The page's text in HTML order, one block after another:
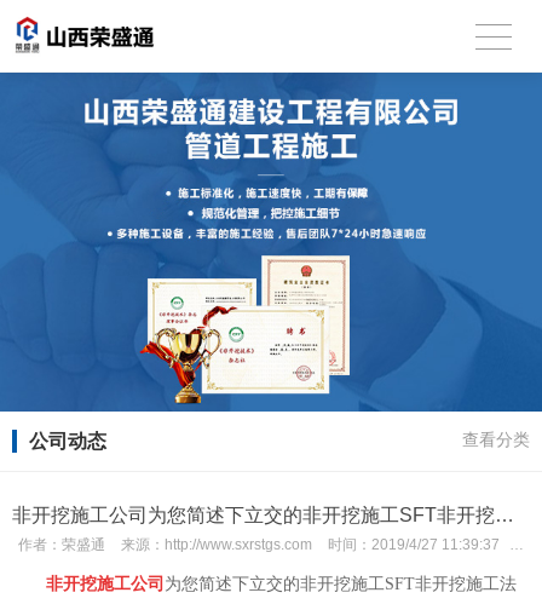
公司动态 查看分类
非开挖施工公司为您简述下立交的非开挖施工SFT非开挖施工法
作者： 荣盛通 来源： http://www.sxrstgs.com 时间： 2019/4/27 11:39:37 次
非开挖施工公司 为您简述下立交的非开挖施工SFT非开挖施工法